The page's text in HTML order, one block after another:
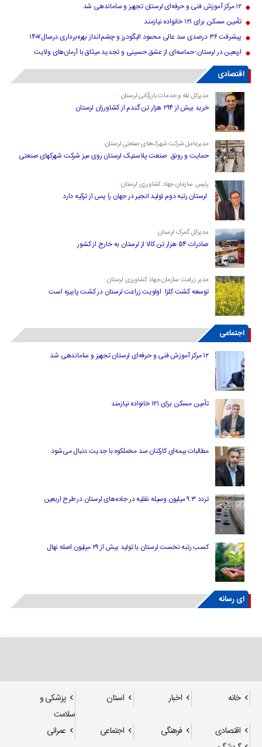
۱۲ مرکز آموزش فنی و حرفه‌ای لرستان تجهیز و ساماندهی شد
تأمین مسکن برای ۱۲۱ خانواده نیازمند
پیشرفت ۳۶ درصدی سد عالی محمود الیگودرز و چشم‌انداز بهره‌برداری درسال۱۴۰۷
اربعین در لرستان؛ حماسه‌ای از عشق حسینی و تجدید میثاق با آرمان‌های ولایت
اقتصادی
مدیرکل غله و خدمات بازرگانی لرستان :
خرید بیش از ۲۹۴ هزار تن گندم از کشاورزان لرستان
مدیرعامل شرکت شهرک‌های صنعتی لرستان:
حمایت و رونق صنعت پلاستیک لرستان روی میز شرکت شهرکهای صنعتی
رئیس سازمان جهاد کشاورزی لرستان:
لرستان رتبه دوم تولید انجیر در جهان را پس از ترکیه دارد
مدیرکل گمرک لرستان
صادرات ۵۴ هزار تن کالا از لرستان به خارج از کشور
مدیر زراعت سازمان جهاد کشاورزی لرستان :
توسعه کشت کلزا اولویت زراعت لرستان در کشت پاییزه است
اجتماعی
۱۲ مرکز آموزش فنی و حرفه‌ای لرستان تجهیز و ساماندهی شد
تأمین مسکن برای ۱۲۱ خانواده نیازمند
مطالبات بیمه‌ای کارکنان سد مخملکوه با جدیت دنبال می‌شود
تردد ۹.۳ میلیون وسیله نقلیه در جاده‌های لرستان در طرح اربعین
کسب رتبه نخست لرستان با تولید بیش از ۲۹ میلیون اصله نهال
ای رسانه
خانه اخبار استان
پزشکی و
سلامت
اقتصادی
فرهنگی اجتماعی
عمرانی